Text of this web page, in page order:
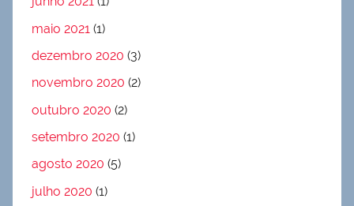
maio 2021 (1)
dezembro 2020 (3)
novembro 2020 (2)
outubro 2020 (2)
setembro 2020 (1)
agosto 2020 (5)
julho 2020 (1)